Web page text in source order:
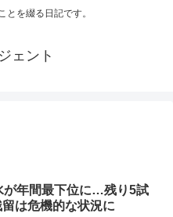
とを綴る日記です。
ェント
が年間最下位に…残り5試
は危機的な状況に